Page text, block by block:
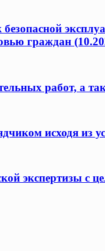
граждан
работ, а
исходя из
экспертизы